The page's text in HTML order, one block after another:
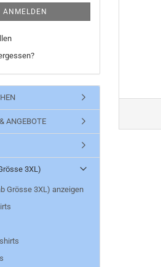
ANMELDEN
ANGEBOTE
3XL)
Grösse 3XL) anzeigen